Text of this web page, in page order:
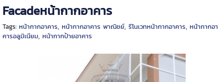
Facadeหน้ากากอาคาร
Tags: หน้ากากอาคาร, หน้ากากอาคาร พาณิชย์, รีโนเวทหน้ากากอาคาร, หน้ากากอา
คารอลูมิเนียม, หน้ากากป้ายอาคาร